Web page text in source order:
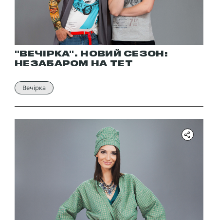
"ВЕЧІРКА". НОВИЙ СЕЗОН:
НЕЗАБАРОМ НА ТЕТ
Вечірка